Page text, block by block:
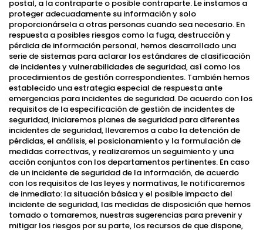
postal, a la contraparte o posible contraparte. Le instamos a
proteger adecuadamente su información y solo
proporcionársela a otras personas cuando sea necesario. En
respuesta a posibles riesgos como la fuga, destrucción y
pérdida de información personal, hemos desarrollado una
serie de sistemas para aclarar los estándares de clasificación
de incidentes y vulnerabilidades de seguridad, así como los
procedimientos de gestión correspondientes. También hemos
establecido una estrategia especial de respuesta ante
emergencias para incidentes de seguridad. De acuerdo con los
requisitos de la especificación de gestión de incidentes de
seguridad, iniciaremos planes de seguridad para diferentes
incidentes de seguridad, llevaremos a cabo la detención de
pérdidas, el análisis, el posicionamiento y la formulación de
medidas correctivas, y realizaremos un seguimiento y una
acción conjuntos con los departamentos pertinentes. En caso
de un incidente de seguridad de la información, de acuerdo
con los requisitos de las leyes y normativas, le notificaremos
de inmediato: la situación básica y el posible impacto del
incidente de seguridad, las medidas de disposición que hemos
tomado o tomaremos, nuestras sugerencias para prevenir y
mitigar los riesgos por su parte, los recursos de que dispone,